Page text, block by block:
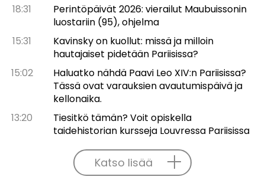
18:31
Perintöpäivät 2026: vierailut Maubuissonin
luostariin (95), ohjelma
15:31
Kavinsky on kuollut: missä ja milloin
hautajaiset pidetään Pariisissa?
15:02
Haluatko nähdä Paavi Leo XIV:n Pariisissa?
Tässä ovat varauksien avautumispäivä ja
kellonaika.
13:20
Tiesitkö tämän? Voit opiskella
taidehistorian kursseja Louvressa Pariisissa
Katso lisää